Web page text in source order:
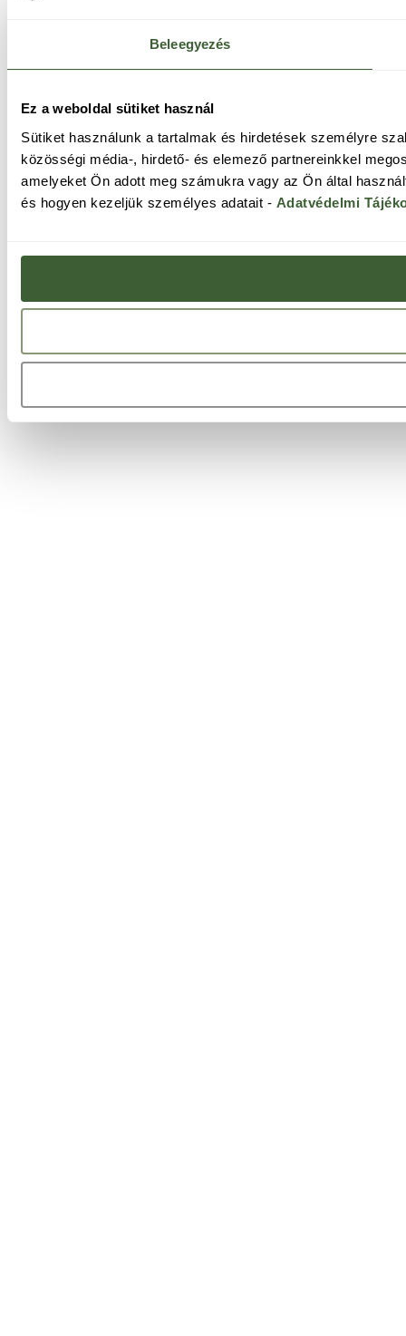
Beleegyezés
Ez a weboldal sütiket használ
Sütiket használunk a tartalmak és hirdetések személyre
közösségi média-, hirdető- és elemező partnereinkkel
amelyeket Ön adott meg számukra vagy az Ön által
és hogyen kezeljük személyes adatait - Adatvédelmi